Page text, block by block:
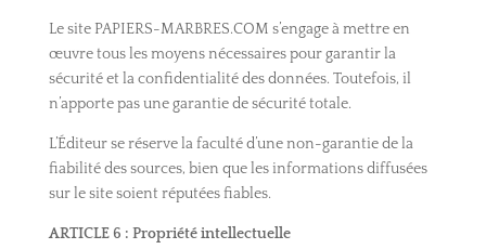
Le site PAPIERS-MARBRES.COM s’engage à mettre en
œuvre tous les moyens nécessaires pour garantir la
sécurité et la confidentialité des données. Toutefois, il
n’apporte pas une garantie de sécurité totale.
L’Éditeur se réserve la faculté d’une non-garantie de la
fiabilité des sources, bien que les informations diffusées
sur le site soient réputées fiables.
ARTICLE 6 : Propriété intellectuelle